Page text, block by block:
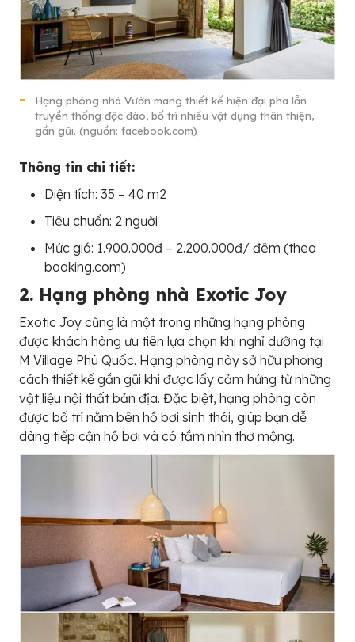
Hạng phòng nhà Vườn mang thiết kế hiện đại pha lẫn
truyền thống độc đáo, bố trí nhiều vật dụng thân thiện,
gần gũi. (nguồn: facebook.com)
Thông tin chi tiết:
Diện tích: 35 – 40 m2
Tiêu chuẩn: 2 người
Mức giá: 1.900.000đ – 2.200.000đ/ đêm (theo
booking.com)
2. Hạng phòng nhà Exotic Joy
Exotic Joy cũng là một trong những hạng phòng
được khách hàng ưu tiên lựa chọn khi nghỉ dưỡng tại
M Village Phú Quốc. Hạng phòng này sở hữu phong
cách thiết kế gần gũi khi được lấy cảm hứng từ những
vật liệu nội thất bản địa. Đặc biệt, hạng phòng còn
được bố trí nằm bên hồ bơi sinh thái, giúp bạn dễ
dàng tiếp cận hồ bơi và có tầm nhìn thơ mộng.